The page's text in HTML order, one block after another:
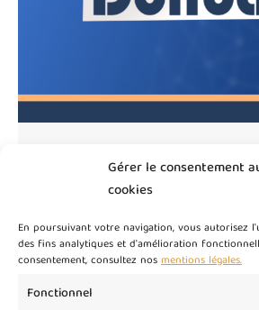
Gérer le consentement
cookies
En poursuivant votre navigation, vous autorisez
des fins analytiques et d'amélioration
consentement, consultez nosmentions légales.
Fonctionnel
Comment installer un
Dolibarr ?
Vous venez d’acquérir un nouveau
pour personnaliser votre Dolibarr,
nouvelle fonctionnalité, …. Parfait ! Il